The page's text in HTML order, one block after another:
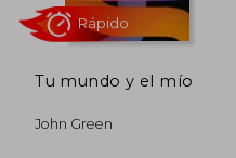
Tu mundo y el mío
John Green